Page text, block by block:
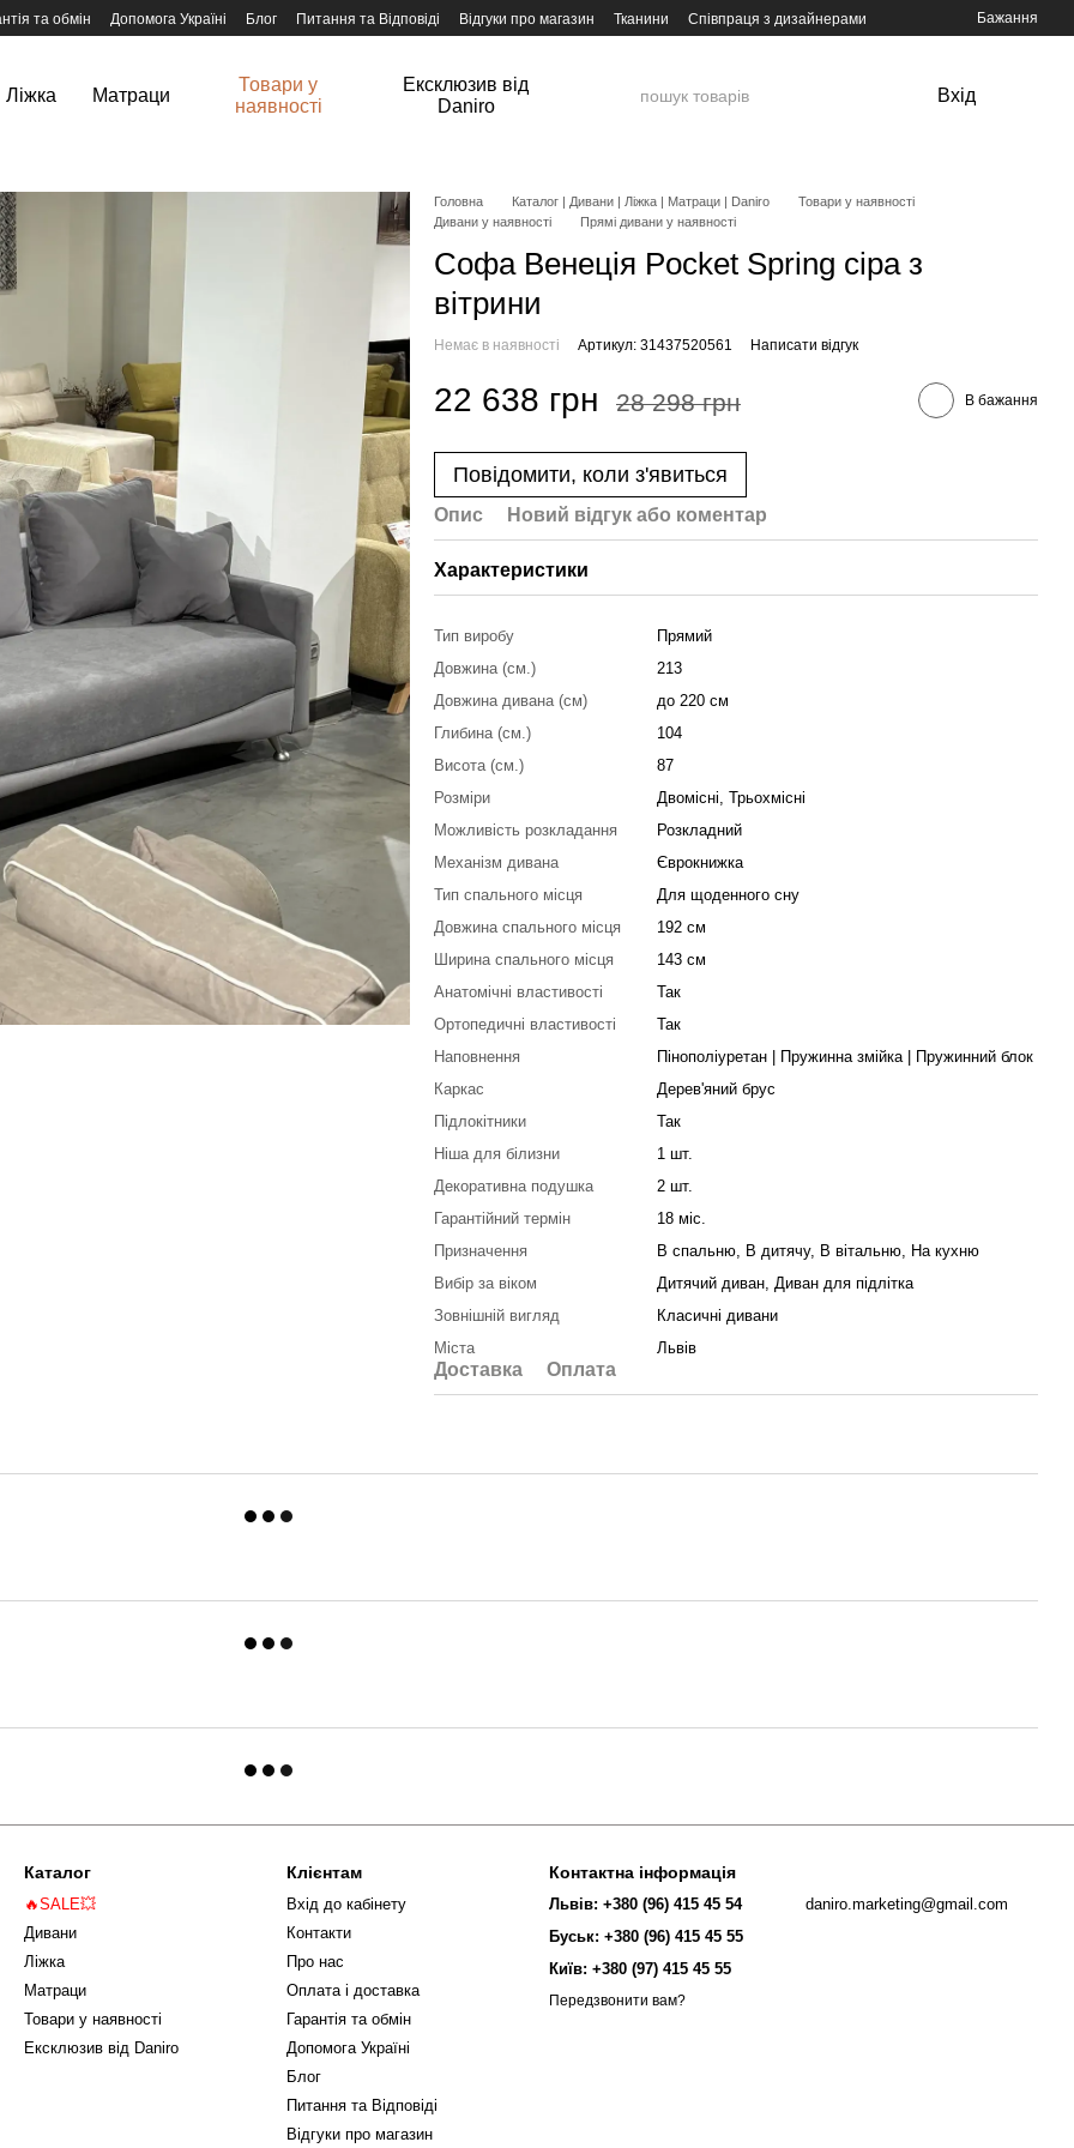
та обмін Допомога Україні Блог Питання та Відповіді Відгуки про магазин Тканини Співпраця з дизайнерами Бажання
Ліжка Матраци
Товари у
наявності
Ексклюзив від
Daniro
Вхід
Головна Каталог | Дивани | Ліжка | Матраци | Daniro
Товари у наявності
Дивани у наявності
Прямі дивани у наявності
Софа Венеція Pocket Spring сіра з
вітрини
Немає в наявності Артикул: 31437520561 Написати відгук
22 638 грн 28 298 грн В бажання
Повідомити, коли з'явиться
Опис Новий відгук або коментар
Характеристики
Тип виробу
Прямий
Довжина (см.)
213
Довжина дивана (см)
до 220 см
Глибина (см.)
104
Висота (см.)
87
Розміри
Двомісні, Трьохмісні
Можливість розкладання
Розкладний
Механізм дивана
Єврокнижка
Тип спального місця
Для щоденного сну
Довжина спального місця
192 см
Ширина спального місця
143 см
Анатомічні властивості
Так
Ортопедичні властивості
Так
Наповнення
Пінополіуретан | Пружинна змійка | Пружинний блок
Каркас
Дерев'яний брус
Підлокітники
Так
Ніша для білизни
1 шт.
Декоративна подушка
2 шт.
Гарантійний термін
18 міс.
Призначення
В спальню, В дитячу, В вітальню, На кухню
Вибір за віком
Дитячий диван, Диван для підлітка
Зовнішній вигляд
Класичні дивани
Міста
Львів
Доставка Оплата
Каталог
🔥SALE💥
Дивани
Ліжка
Матраци
Товари у наявності
Ексклюзив від Daniro
Клієнтам
Вхід до кабінету
Контакти
Про нас
Оплата і доставка
Гарантія та обмін
Допомога Україні
Блог
Питання та Відповіді
Відгуки про магазин
Контактна інформація
Львів: +380 (96) 415 45 54
Буськ: +380 (96) 415 45 55
Київ: +380 (97) 415 45 55
Передзвонити вам?
daniro.marketing@gmail.com